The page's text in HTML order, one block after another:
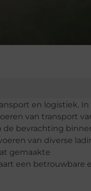
en logistiek. In
van transport
de bevrachting
van diverse
gemaakte
een betrouwbare